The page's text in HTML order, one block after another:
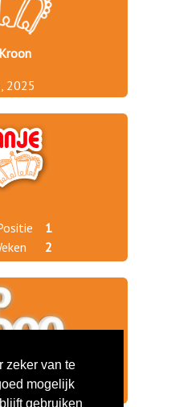
2025
1
2
60
zeker van te
mogelijk
gebruiken